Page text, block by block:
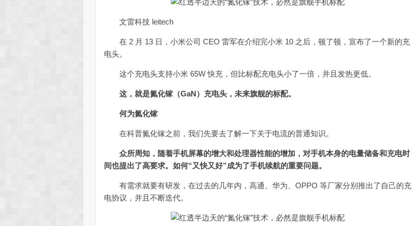
文雷科技 leitech
在 2 月 13 日，小米公司 CEO 雷军在介绍完小米 10 之后，顿了顿，宣布了一个新的充
电头。
这个充电头支持小米 65W 快充，但比标配充电头小了一倍，并且发热更低。
这，就是氮化镓（GaN）充电头，未来旗舰的标配。
何为氮化镓
在科普氮化镓之前，我们先要去了解一下关于电流的普通知识。
众所周知，随着手机屏幕的增大和处理器性能的增加，对手机本身的电量储备和充电时
间也提出了高要求。如何“又快又好”成为了手机续航的重要问题。
有需求就要有研发，在过去的几年内，高通、华为、OPPO 等厂家分别推出了自己的充
电协议，并且不断迭代。